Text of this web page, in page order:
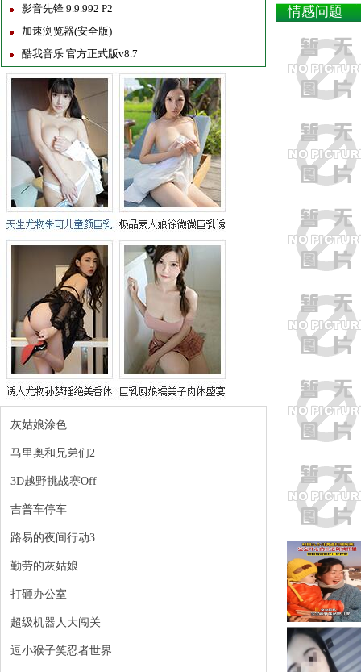
影音先锋 9.9.992 P2
加速浏览器(安全版)
酷我音乐 官方正式版v8.7
灰姑娘涂色
马里奥和兄弟们2
3D越野挑战赛Off
吉普车停车
路易的夜间行动3
勤劳的灰姑娘
打砸办公室
超级机器人大闯关
逗小猴子笑忍者世界
情感问题